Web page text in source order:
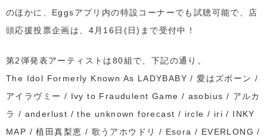
のほかに、Eggsアプリ内の特設コーナーでも試聴可能で、店
頭応援投票企画は、4月16日(日)まで受付中！
第2弾発表アーティストは80組で、下記の通り。
The Idol Formerly Known As LADYBABY / 愛はズボーン /
アイラヴミー / Ivy to Fraudulent Game / asobius / アルカ
ラ / anderlust / the unknown forecast / ircle / iri / INKY
MAP / 植田真梨恵 / 歌うアホウドリ / Esora / EVERLONG /